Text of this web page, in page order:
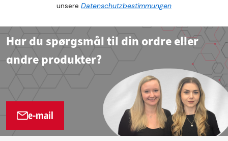
unsere Datenschutzbestimmungen
Har du spørgsmål til din ordre eller
andre produkter?
e-mail